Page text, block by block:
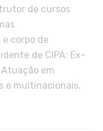
de cursos
corpo de
de CIPA; Ex-
em
e multinacionais.